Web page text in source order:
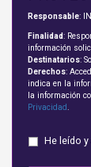
Responsable:
Finalidad:
información
Destinatarios:
Derechos:
indica en la
la información
Privacidad
He leído